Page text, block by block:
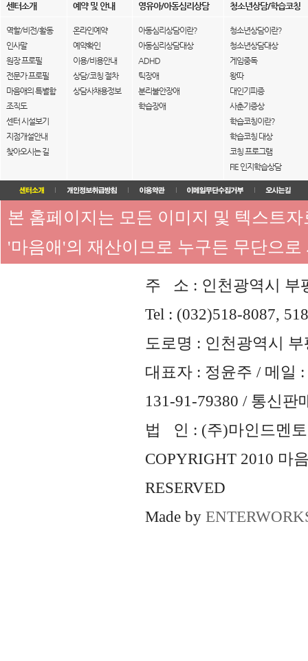
센터소개 예약 및 안내 영유아/아동심리상담 청소년상담/학습코칭
역할/비전/활동
인사말
원장 프로필
전문가 프로필
마음애의 특별함
조직도
센터 시설보기
지점개설안내
찾아오시는 길
온라인예약
예약확인
이용/비용안내
상담/코칭 절차
상담사채용정보
아동심리상담이란?
아동심리상담대상
ADHD
틱장애
분리불안장애
학습장애
청소년상담이란?
청소년상담대상
게임중독
왕따
대인기피증
사춘기증상
학습코칭이란?
학습코칭 대상
코칭 프로그램
FIE 인지학습상담
본 홈페이지는 모든 이미지 및 텍스트
'마음애'의 재산이므로 누구든 무단으
주 소 : 인천광역시 부
Tel : (032)518-8087,
도로명 : 인천광역시
대표자 : 정윤주 / 메일 :
131-91-79380 / 통신판
법 인 : (주)마인드멘토
COPYRIGHT 2010 마
RESERVED
Made by